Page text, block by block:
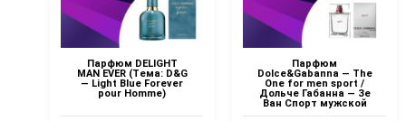
Парфюм DELIGHT
MAN EVER (Тема: D&G
— Light Blue Forever
pour Homme)
Парфюм
Dolce&Gabanna — The
One for men sport /
Дольче Габанна — Зе
Ван Спорт мужской